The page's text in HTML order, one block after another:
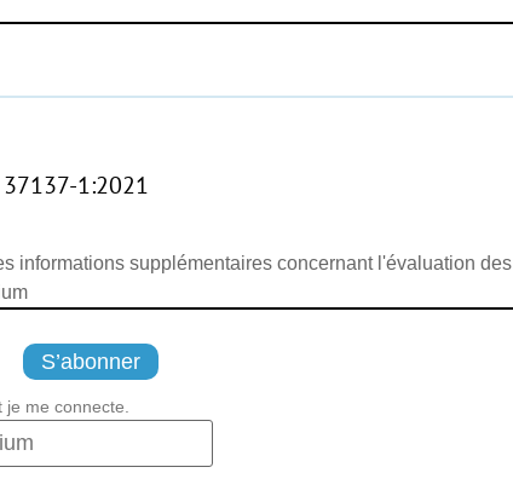
1:2021
informations supplémentaires concernant l'évaluation des
S’abonner
me connecte.